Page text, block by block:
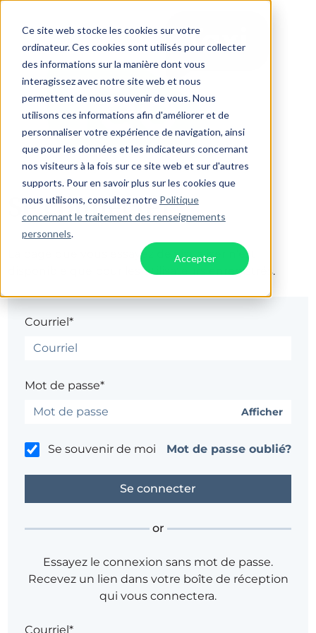
Ce site web stocke les cookies sur votre
ordinateur. Ces cookies sont utilisés pour collecter
des informations sur la manière dont vous
interagissez avec notre site web et nous
permettent de nous souvenir de vous. Nous
utilisons ces informations afin d'améliorer et de
personnaliser votre expérience de navigation, ainsi
que pour les données et les indicateurs concernant
nos visiteurs à la fois sur ce site web et sur d'autres
supports. Pour en savoir plus sur les cookies que
nous utilisons, consultez notre Politique
concernant le traitement des renseignements
personnels.
Accepter
Se connecter
La page que vous essayez de visualiser n’est
disponible que pour les utilisateurs enregistrés.
Courriel*
Mot de passe*
Afficher
Se souvenir de moi Mot de passe oublié?
or
Essayez le connexion sans mot de passe.
Recevez un lien dans votre boîte de réception
qui vous connectera.
Courriel*